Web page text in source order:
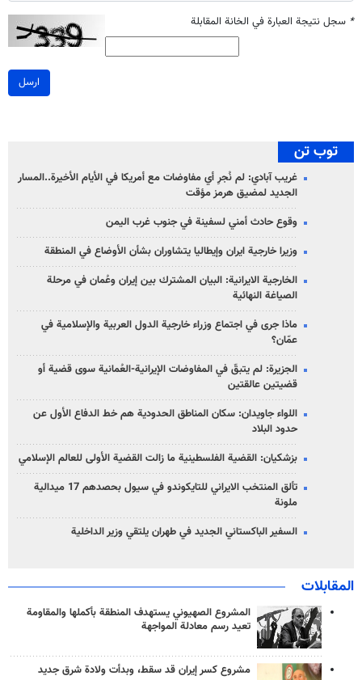
* سجل نتيجة العبارة في الخانة المقابلة
ارسل
توب تن
غريب آبادي: لم نُجرِ أي مفاوضات مع أمريكا في الأيام الأخيرة..المسار
الجديد لمضيق هرمز مؤقت
وقوع حادث أمني لسفينة في جنوب غرب اليمن
وزيرا خارجية ايران وإيطاليا يتشاوران بشأن الأوضاع في المنطقة
الخارجية الايرانية: البيان المشترك بين إيران وعُمان في مرحلة
الصياغة النهائية
ماذا جرى في اجتماع وزراء خارجية الدول العربية والإسلامية في
عمّان؟
الجزيرة: لم يتبقّ في المفاوضات الإيرانية-العُمانية سوى قضية أو
قضيتين عالقتين
اللواء جاويدان: سكان المناطق الحدودية هم خط الدفاع الأول عن
حدود البلاد
بزشكيان: القضية الفلسطينية ما زالت القضية الأولى للعالم الإسلامي
تألق المنتخب الايراني للتايكوندو في سيول بحصدهم 17 ميدالية
ملونة
السفير الباكستاني الجديد في طهران يلتقي وزير الداخلية
المقابلات
المشروع الصهيوني يستهدف المنطقة بأكملها والمقاومة
تعيد رسم معادلة المواجهة
مشروع كسر إيران قد سقط، وبدأت ولادة شرق جديد